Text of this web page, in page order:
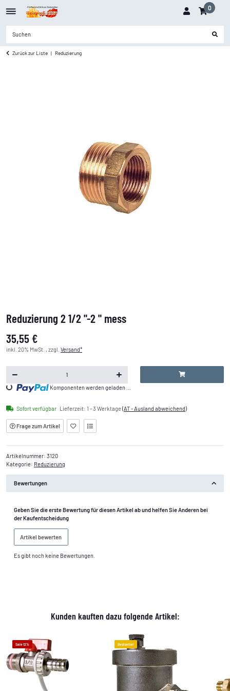
0
Zurück zur Liste Reduzierung
Reduzierung 2 1/2 "-2 " mess
35,55 €
inkl. 20% MwSt. , zzgl. Versand*
Loading... Komponenten werden geladen ...
Sofort verfügbar Lieferzeit: 1 - 3 Werktage(AT - Ausland abweichend)
Frage zum Artikel
Artikelnummer: 3120
Kategorie: Reduzierung
Bewertungen
Geben Sie die erste Bewertung für diesen Artikel ab und helfen Sie Anderen bei
der Kaufentscheidung
Artikel bewerten
Es gibt noch keine Bewertungen.
Kunden kauften dazu folgende Artikel:
Sale 12% Bestseller